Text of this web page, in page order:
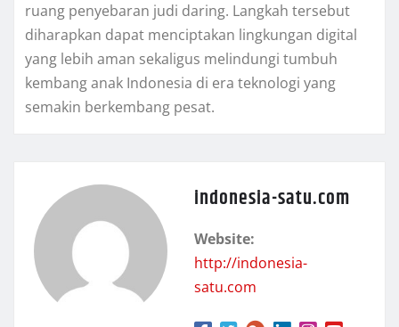
ruang penyebaran judi daring. Langkah tersebut
diharapkan dapat menciptakan lingkungan digital
yang lebih aman sekaligus melindungi tumbuh
kembang anak Indonesia di era teknologi yang
semakin berkembang pesat.
indonesia-satu.com
Website:
http://indonesia-
satu.com